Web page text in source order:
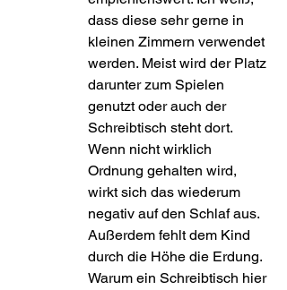
dass diese sehr gerne in
kleinen Zimmern verwendet
werden. Meist wird der Platz
darunter zum Spielen
genutzt oder auch der
Schreibtisch steht dort.
Wenn nicht wirklich
Ordnung gehalten wird,
wirkt sich das wiederum
negativ auf den Schlaf aus.
Außerdem fehlt dem Kind
durch die Höhe die Erdung.
Warum ein Schreibtisch hier